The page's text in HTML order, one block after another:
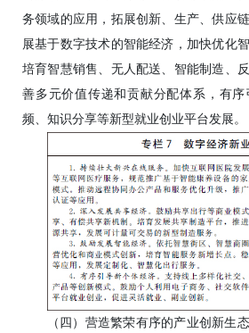
务领域的应用，拓展创新、生产、供应
展基于数字技术的智能经济，加快优化
培育智慧销售、无人配送、智能制造、
善多元价值传递和贡献分配体系，有
频、知识分享等新型就业创业平台发展。
（四）营造繁荣有序的产业创新生